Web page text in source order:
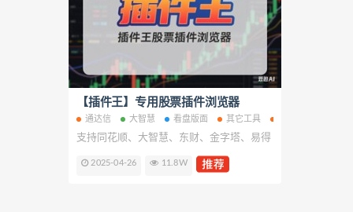
【插件王】专用股票插件浏览器
通达信 大智慧 看盘版面 其它工具
支持同花顺、大智慧、东财、金字塔、易得
2025-04-26 11.8W